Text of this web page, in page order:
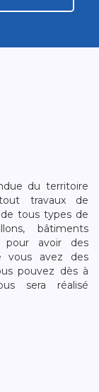
du territoire
travaux de
tous types de
bâtiments
pour avoir des
vous avez des
pouvez dès à
sera réalisé